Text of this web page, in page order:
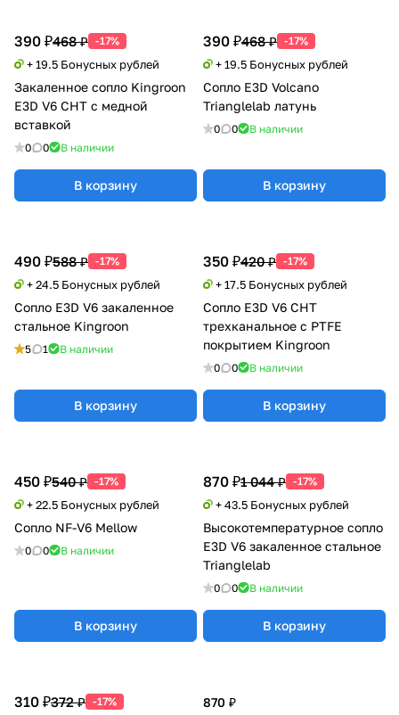
390 ₽468 ₽ -17%
+ 19.5 Бонусных рублей
Закаленное сопло Kingroon
E3D V6 CHT с медной
вставкой
0 0 В наличии
В корзину
390 ₽468 ₽ -17%
+ 19.5 Бонусных рублей
Сопло E3D Volcano
Trianglelab латунь
0 0 В наличии
В корзину
490 ₽588 ₽ -17%
+ 24.5 Бонусных рублей
Сопло E3D V6 закаленное
стальное Kingroon
5 1 В наличии
В корзину
350 ₽420 ₽ -17%
+ 17.5 Бонусных рублей
Сопло E3D V6 CHT
трехканальное с PTFE
покрытием Kingroon
0 0 В наличии
В корзину
450 ₽540 ₽ -17%
+ 22.5 Бонусных рублей
Сопло NF-V6 Mellow
0 0 В наличии
В корзину
870 ₽1 044 ₽ -17%
+ 43.5 Бонусных рублей
Высокотемпературное сопло
E3D V6 закаленное стальное
Trianglelab
0 0 В наличии
В корзину
310 ₽372 ₽ -17% 870 ₽